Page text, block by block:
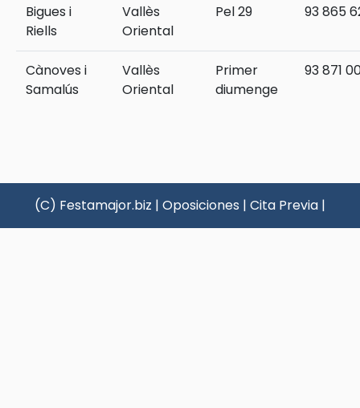
Bigues i
Riells
Vallès
Oriental
Pel 29 93 865
Cànoves i
Samalús
Vallès
Oriental
Primer
diumenge
93 871
(C) Festamajor.biz | Oposiciones | Cita Previa |